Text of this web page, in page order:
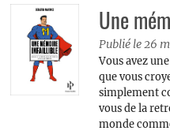
Une
Publié le 26
Vous avez
que vous
simplement
vous de la
monde